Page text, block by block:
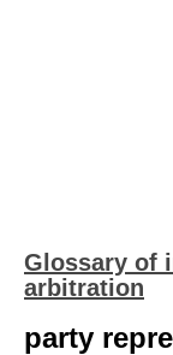
Glossary of
arbitration
party